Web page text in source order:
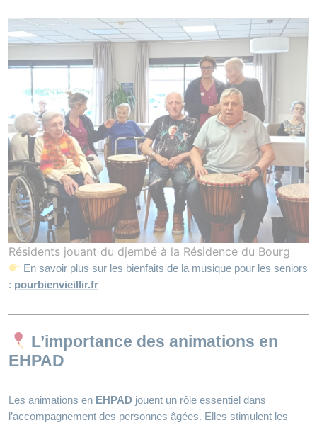
Résidents jouant du djembé à la Résidence du Bourg
En savoir plus sur les bienfaits de la musique pour les seniors
: pourbienvieillir.fr
L’importance des animations en
EHPAD
Les animations en EHPAD jouent un rôle essentiel dans
l’accompagnement des personnes âgées. Elles stimulent les